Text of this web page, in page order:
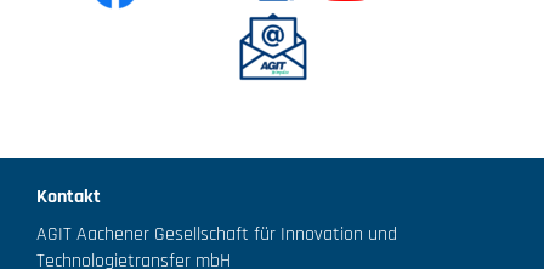
Kontakt
AGIT Aachener Gesellschaft für Innovation und
Technologietransfer mbH